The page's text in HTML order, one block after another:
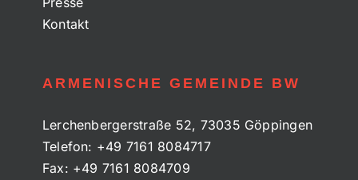
Kontakt
ARMENISCHE GEMEINDE BW
Lerchenbergerstraße 52, 73035 Göppingen
Telefon: +49 7161 8084717
Fax: +49 7161 8084709